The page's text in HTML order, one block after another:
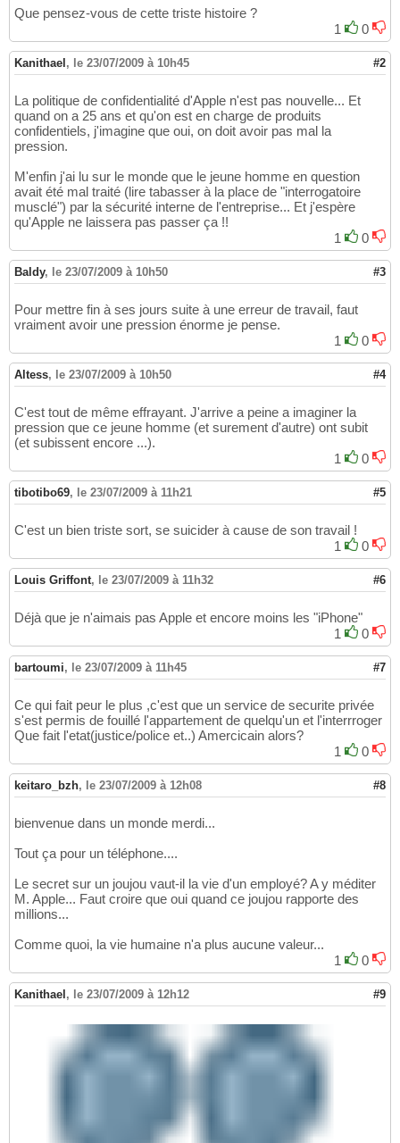
Que pensez-vous de cette triste histoire ?
1
0
Kanithael , le 23/07/2009 à 10h45 #2
La politique de confidentialité d'Apple n'est pas nouvelle... Et
quand on a 25 ans et qu'on est en charge de produits
confidentiels, j'imagine que oui, on doit avoir pas mal la
pression.
M'enfin j'ai lu sur le monde que le jeune homme en question
avait été mal traité (lire tabasser à la place de "interrogatoire
musclé") par la sécurité interne de l'entreprise... Et j'espère
qu'Apple ne laissera pas passer ça !!
1
0
Baldy, le 23/07/2009 à 10h50 #3
Pour mettre fin à ses jours suite à une erreur de travail, faut
vraiment avoir une pression énorme je pense.
1
0
Altess, le 23/07/2009 à 10h50 #4
C'est tout de même effrayant. J'arrive a peine a imaginer la
pression que ce jeune homme (et surement d'autre) ont subit
(et subissent encore ...).
1
0
tibotibo69, le 23/07/2009 à 11h21 #5
C'est un bien triste sort, se suicider à cause de son travail !
1
0
Louis Griffont, le 23/07/2009 à 11h32 #6
Déjà que je n'aimais pas Apple et encore moins les "iPhone"
1
0
bartoumi, le 23/07/2009 à 11h45 #7
Ce qui fait peur le plus ,c'est que un service de securite privée
s'est permis de fouillé l'appartement de quelqu'un et l'interrroger
Que fait l'etat(justice/police et..) Amercicain alors?
1
0
keitaro_bzh, le 23/07/2009 à 12h08 #8
bienvenue dans un monde merdi...
Tout ça pour un téléphone....
Le secret sur un joujou vaut-il la vie d'un employé? A y méditer
M. Apple... Faut croire que oui quand ce joujou rapporte des
millions...
Comme quoi, la vie humaine n'a plus aucune valeur...
1
0
Kanithael , le 23/07/2009 à 12h12 #9